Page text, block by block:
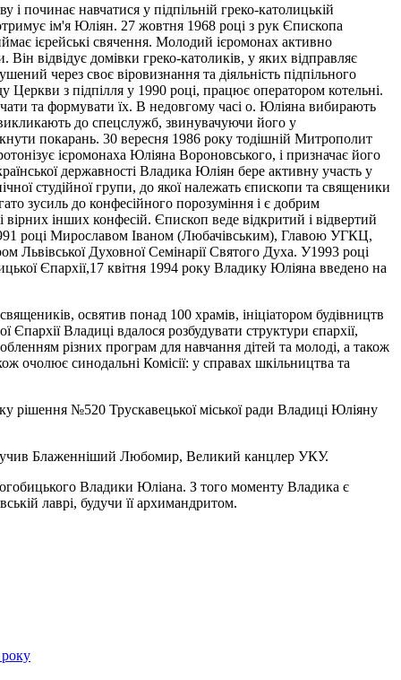
і починає навчатися у підпільній греко-католицькій
ім'я Юліян. 27 жовтня 1968 році з рук Єпископа
ієрейські свячення. Молодий ієромонах активно
Він відвідує домівки греко-католиків, у яких відправляє
через своє віровизнання та діяльність підпільного
Церкви з підпілля у 1990 році, працює оператором котельні.
та формувати їх. В недовгому часі о. Юліяна вибирають
до спецслужб, звинувачуючи його у
покарань. 30 вересня 1986 року тодішній Митрополит
ієромонаха Юліяна Вороновського, і призначає його
державності Владика Юліян бере активну участь у
студійної групи, до якої належать єпископи та священики
зусиль до конфесійного порозуміння і є добрим
інших конфесій. Єпископ веде відкритий і відвертий
році Мирославом Іваном (Любачівським), Главою УГКЦ,
Львівської Духовної Семінарії Святого Духа. У1993 році
Єпархії,17 квітня 1994 року Владику Юліяна введено на
освятив понад 100 храмів, ініціатором будівництв
Владиці вдалося розбудувати структури єпархії,
різних програм для навчання дітей та молоді, а також
синодальні Комісії: у справах шкільництва та
рішення №520 Трускавецької міської ради Владиці Юліяну
Блаженніший Любомир, Великий канцлер УКУ.
Владики Юліана. З того моменту Владика є
лаврі, будучи її архимандритом.